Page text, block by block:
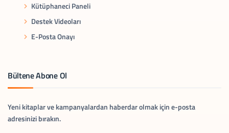
Kütüphaneci Paneli
Destek Videoları
E-Posta Onayı
Bültene Abone Ol
Yeni kitaplar ve kampanyalardan haberdar olmak için e-posta
adresinizi bırakın.